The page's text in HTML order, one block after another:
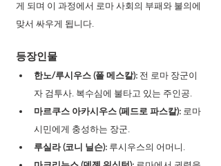
게 되며 이 과정에서 로마 사회의 부패와 불의에
맞서 싸우게 됩니다.
등장인물
한노/루시우스 (폴 메스칼): 전 로마 장군이
자 검투사. 복수심에 불타고 있는 주인공.
마르쿠스 아카시우스 (페드로 파스칼): 로마
시민에게 충성하는 장군.
루실라 (코니 닐슨): 루시우스의 어머니.